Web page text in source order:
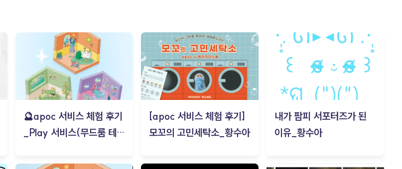
🔮apoc 서비스 체험 후기
_Play 서비스(무드룸 테스
[apoc 서비스 체험 후기]
모꼬의 고민세탁소_황수아
내가 팜피 서포터즈가 된
이유_황수아